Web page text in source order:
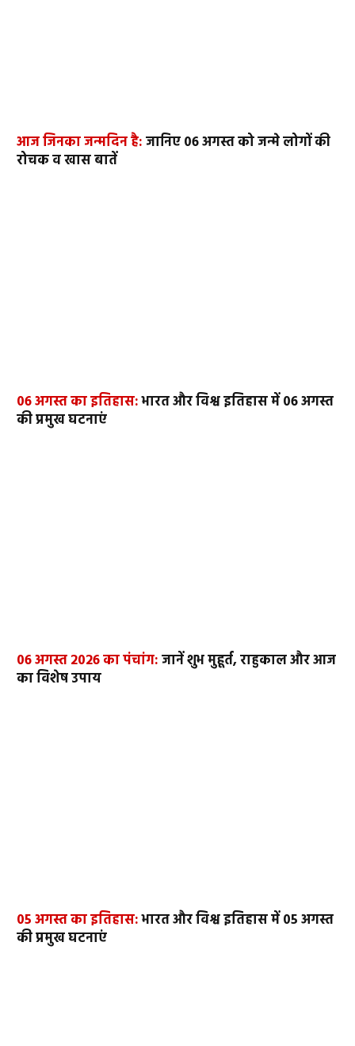
आज जिनका जन्मदिन है:जानिए 06 अगस्त को जन्मे लोगों की
रोचक व खास बातें
06 अगस्त का इतिहास:भारत और विश्व इतिहास में 06 अगस्त
की प्रमुख घटनाएं
06 अगस्त 2026 का पंचांग:जानें शुभ मुहूर्त, राहुकाल और आज
का विशेष उपाय
05 अगस्त का इतिहास:भारत और विश्व इतिहास में 05 अगस्त
की प्रमुख घटनाएं